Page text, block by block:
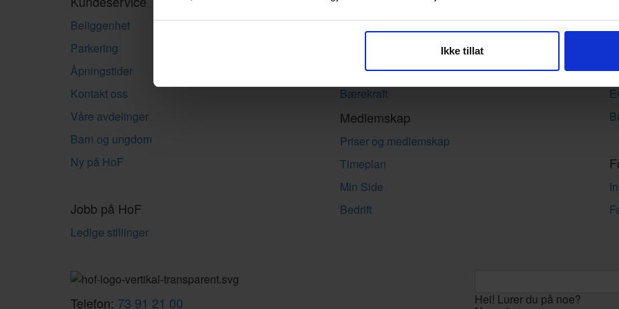
Ikke tillat
Beliggenhet
Parkering
Åpningstider
Kontakt oss
Våre avdelinger
Barn og ungdom
Ny på HoF
Jobb på HoF
Ledige stillinger
Om oss
Boka «Frisk Graviditet»
Bærekraft
Medlemskap
Priser og medlemskap
Timeplan
Min Side
Bedrift
Telefon: 73 91 21 00 Hei! Lurer du på noe?